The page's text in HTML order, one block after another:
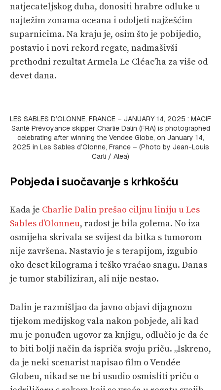
natjecateljskog duha, donositi hrabre odluke u
najtežim zonama oceana i odoljeti najžešćim
suparnicima. Na kraju je, osim što je pobijedio,
postavio i novi rekord regate, nadmašivši
prethodni rezultat Armela Le Cléac’ha za više od
devet dana.
LES SABLES D’OLONNE, FRANCE – JANUARY 14, 2025 : MACIF
Santé Prévoyance skipper Charlie Dalin (FRA) is photographed
celebrating after winning the Vendee Globe, on January 14,
2025 in Les Sables d’Olonne, France – (Photo by Jean-Louis
Carli / Alea)
Pobjeda i suočavanje s krhkošću
Kada je Charlie Dalin prešao ciljnu liniju u Les
Sables d’Olonneu, radost je bila golema. No iza
osmijeha skrivala se svijest da bitka s tumorom
nije završena. Nastavio je s terapijom, izgubio
oko deset kilograma i teško vraćao snagu. Danas
je tumor stabiliziran, ali nije nestao.
Dalin je razmišljao da javno objavi dijagnozu
tijekom medijskog vala nakon pobjede, ali kad
mu je ponuđen ugovor za knjigu, odlučio je da će
to biti bolji način da ispriča svoju priču. „Iskreno,
da je neki scenarist napisao film o Vendée
Globeu, nikad se ne bi usudio osmisliti priču o